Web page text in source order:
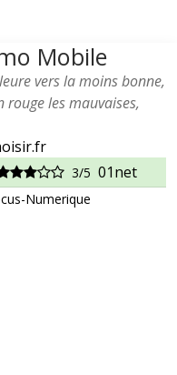
Mobile
vers la moins bonne,
rouge les mauvaises,
3/5 01net
Numerique